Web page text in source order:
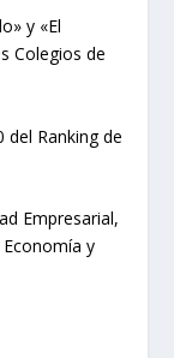
y «El
Colegios de
del Ranking de
Empresarial,
y